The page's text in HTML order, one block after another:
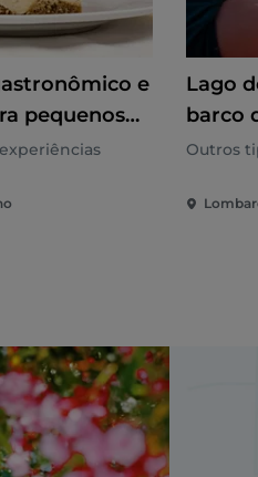
e
pequenos
Lago
barco
Outros